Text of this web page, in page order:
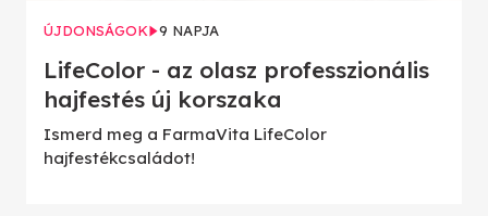
ÚJDONSÁGOK 9 NAPJA
LifeColor - az olasz professzionális
hajfestés új korszaka
Ismerd meg a FarmaVita LifeColor
hajfestékcsaládot!